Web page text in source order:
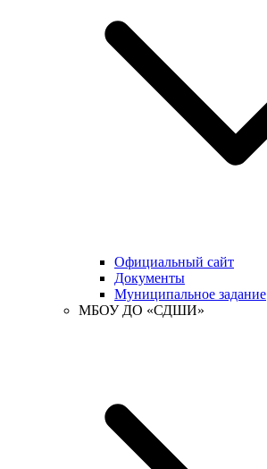
Официальный сайт
Документы
Муниципальное задание
МБОУ ДО «СДШИ»